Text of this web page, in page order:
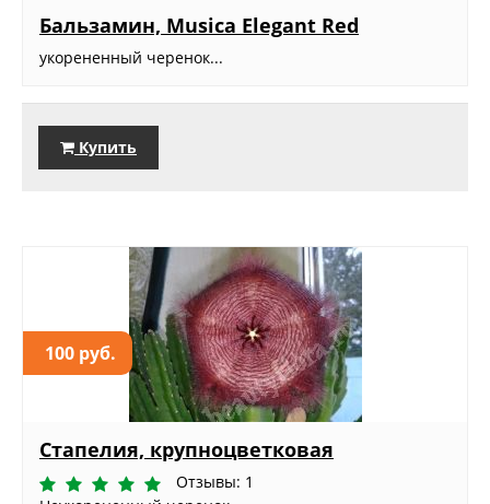
Бальзамин, Musica Elegant Red
укорененный черенок...
Купить
100 руб.
Стапелия, крупноцветковая
Отзывы: 1